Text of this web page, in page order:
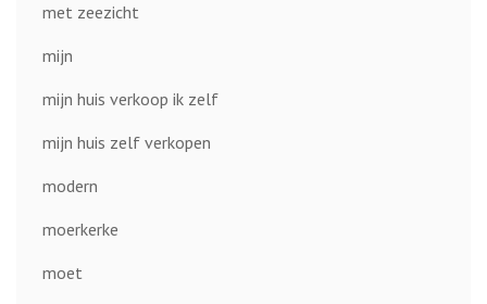
met zeezicht
mijn
mijn huis verkoop ik zelf
mijn huis zelf verkopen
modern
moerkerke
moet